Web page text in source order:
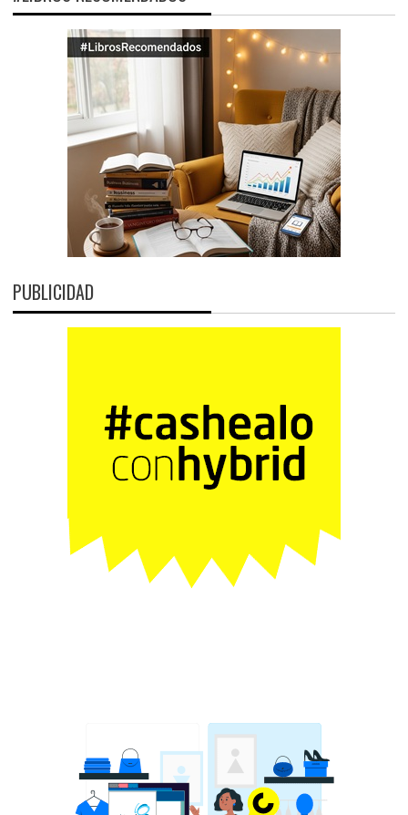
PUBLICIDAD